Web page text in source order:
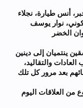
أنس طيارة، نجلاء
نوار يوسف
الخضر
ينتميان إلى دينين
والتقاليد،
بعد مرور كل تلك
من العلاقات اليوم